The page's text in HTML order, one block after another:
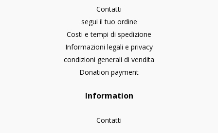
Contatti
segui il tuo ordine
Costi e tempi di spedizione
Informazioni legali e privacy
condizioni generali di vendita
Donation payment
Information
Contatti